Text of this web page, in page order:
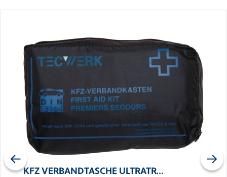
KFZ VERBANDTASCHE ULTRATR…
Previous Next